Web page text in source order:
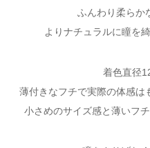
ふんわり柔らか
よりナチュラルに瞳を
着色直径
薄付きなフチで実際の体感は
小さめのサイズ感と薄いフ